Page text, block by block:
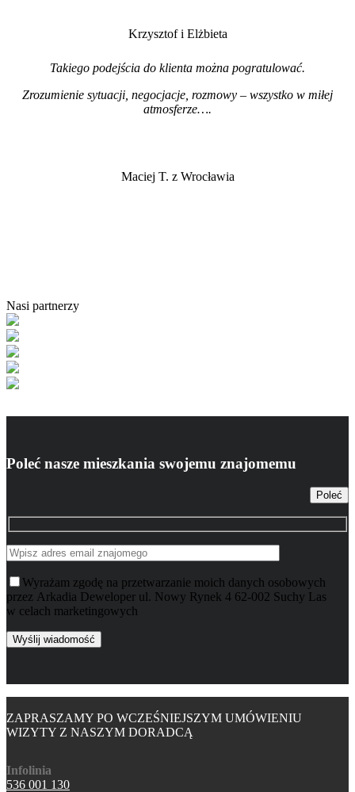
Krzysztof i Elżbieta
Takiego podejścia do klienta można pogratulować.
Zrozumienie sytuacji, negocjacje, rozmowy – wszystko w miłej
atmosferze….
Maciej T. z Wrocławia
Nasi partnerzy
Poleć nasze mieszkania swojemu znajomemu
Poleć
Wyrażam zgodę na przetwarzanie moich danych osobowych
przez Arkadia Deweloper ul. Nowy Rynek 4 62-002 Suchy Las
w celach marketingowych
ZAPRASZAMY PO WCZEŚNIEJSZYM UMÓWIENIU
WIZYTY Z NASZYM DORADCĄ
Infolinia
536 001 130